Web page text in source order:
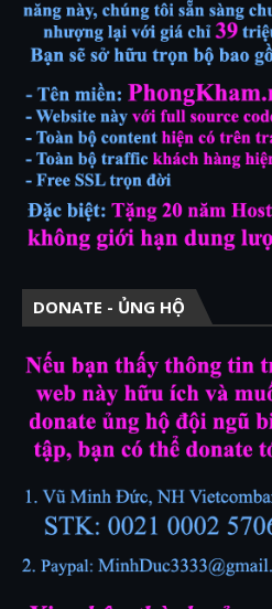
DONATE - ỦNG HỘ